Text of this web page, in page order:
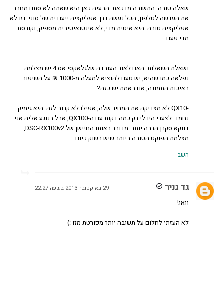
שאלה טובה. התשובה מדכאת. הבעיה כאן היא שאתה לא סתם מחבר
את העדשה לטלפון, הכל נעשה דרך אפליקציה ייעודית של סוני. וזו לא
אפליקציה טובה. היא איטית מדי, לא אינטואיטיבית מספיק, וקורסת
מדי פעם.
ושאלת השאלות: האם לאור העובדה שלגלאקסי אס 4 יש מצלמה
נפלאה כמו שהיא, יש טעם להוציא למעלה מ-1000 ₪ על השיפור
באיכות התמונה, אם באמת יש כזה?
-QX10 לא מצדיקה את המחיר שלה, אפילו לא קרוב לזה. היא גימיק
נחמד. לצערי היו לי רק כמה דקות עם ה-QX100, אבל בנוגע אליה אני
דווקא סקרן הרבה יותר. מדובר באותו החיישן של DSC-RX100v2,
מצלמת הפוקט הטובה ביותר שיש בשוק כיום.
השב
גד גניר 29 באוקטובר 2013 בשעה 22:27
וואו!
לא העזתי לחלום על תשובה יותר מפורטת מזו :)